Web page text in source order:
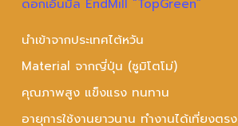
ดอกเอ็นมิล EndMill “TopGreen”
นำเข้าจากประเทศไต้หวัน
Material จากญี่ปุ่น (ซูมิโตโม่)
คุณภาพสูง แข็งแรง ทนทาน
อายุการใช้งานยาวนาน ทำงานได้เที่ยงตรง